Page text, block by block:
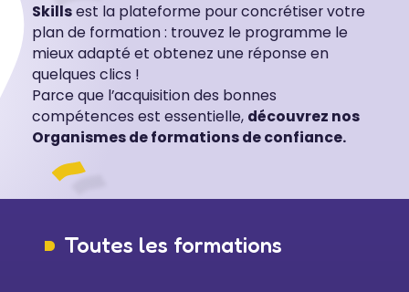
Skillsest la plateforme pour concrétiser votre
plan de formation : trouvez le programme le
mieux adapté et obtenez une réponse en
quelques clics !
Parce que l’acquisition des bonnes
compétences est essentielle, découvrez nos
Organismes de formations de confiance.
Toutes les formations